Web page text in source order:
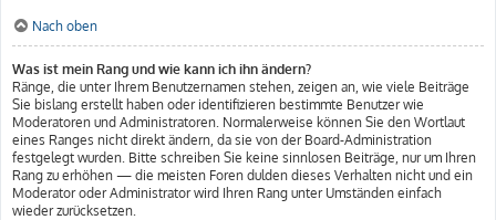
Nach oben
Was ist mein Rang und wie kann ich ihn ändern?
Ränge, die unter Ihrem Benutzernamen stehen, zeigen an, wie viele Beiträge
Sie bislang erstellt haben oder identifizieren bestimmte Benutzer wie
Moderatoren und Administratoren. Normalerweise können Sie den Wortlaut
eines Ranges nicht direkt ändern, da sie von der Board-Administration
festgelegt wurden. Bitte schreiben Sie keine sinnlosen Beiträge, nur um Ihren
Rang zu erhöhen — die meisten Foren dulden dieses Verhalten nicht und ein
Moderator oder Administrator wird Ihren Rang unter Umständen einfach
wieder zurücksetzen.